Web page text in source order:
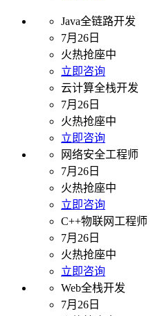
Java全链路开发
7月26日
火热抢座中
立即咨询
云计算全栈开发
7月26日
火热抢座中
立即咨询
网络安全工程师
7月26日
火热抢座中
立即咨询
C++物联网工程师
7月26日
火热抢座中
立即咨询
Web全栈开发
7月26日